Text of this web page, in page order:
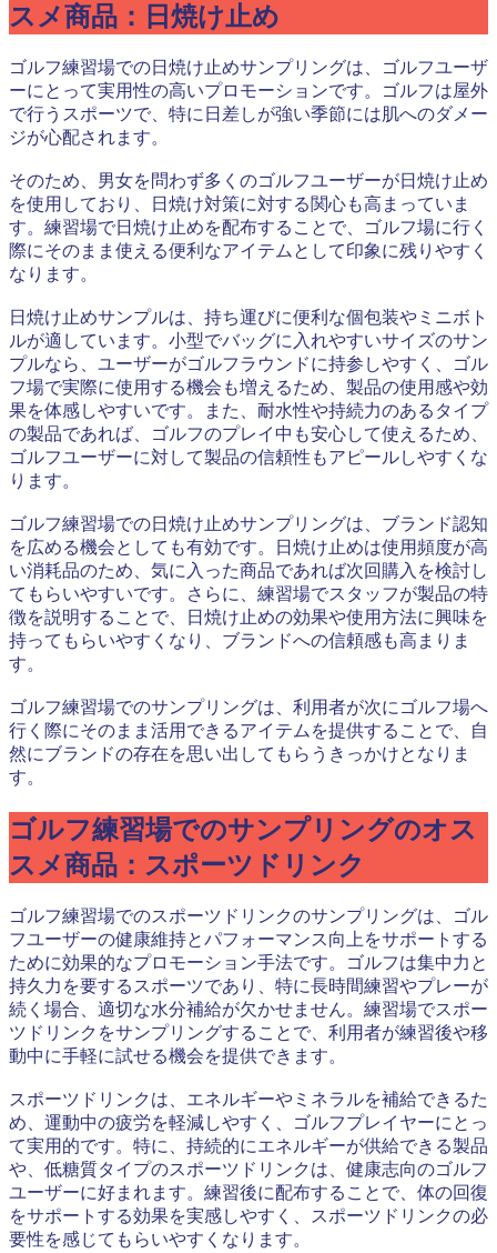
スメ商品：日焼け止め
ゴルフ練習場での日焼け止めサンプリングは、ゴルフユーザ
ーにとって実用性の高いプロモーションです。ゴルフは屋外
で行うスポーツで、特に日差しが強い季節には肌へのダメー
ジが心配されます。
そのため、男女を問わず多くのゴルフユーザーが日焼け止め
を使用しており、日焼け対策に対する関心も高まっていま
す。練習場で日焼け止めを配布することで、ゴルフ場に行く
際にそのまま使える便利なアイテムとして印象に残りやすく
なります。
日焼け止めサンプルは、持ち運びに便利な個包装やミニボト
ルが適しています。小型でバッグに入れやすいサイズのサン
プルなら、ユーザーがゴルフラウンドに持参しやすく、ゴル
フ場で実際に使用する機会も増えるため、製品の使用感や効
果を体感しやすいです。また、耐水性や持続力のあるタイプ
の製品であれば、ゴルフのプレイ中も安心して使えるため、
ゴルフユーザーに対して製品の信頼性もアピールしやすくな
ります。
ゴルフ練習場での日焼け止めサンプリングは、ブランド認知
を広める機会としても有効です。日焼け止めは使用頻度が高
い消耗品のため、気に入った商品であれば次回購入を検討し
てもらいやすいです。さらに、練習場でスタッフが製品の特
徴を説明することで、日焼け止めの効果や使用方法に興味を
持ってもらいやすくなり、ブランドへの信頼感も高まりま
す。
ゴルフ練習場でのサンプリングは、利用者が次にゴルフ場へ
行く際にそのまま活用できるアイテムを提供することで、自
然にブランドの存在を思い出してもらうきっかけとなりま
す。
ゴルフ練習場でのサンプリングのオス
スメ商品：スポーツドリンク
ゴルフ練習場でのスポーツドリンクのサンプリングは、ゴル
フユーザーの健康維持とパフォーマンス向上をサポートする
ために効果的なプロモーション手法です。ゴルフは集中力と
持久力を要するスポーツであり、特に長時間練習やプレーが
続く場合、適切な水分補給が欠かせません。練習場でスポー
ツドリンクをサンプリングすることで、利用者が練習後や移
動中に手軽に試せる機会を提供できます。
スポーツドリンクは、エネルギーやミネラルを補給できるた
め、運動中の疲労を軽減しやすく、ゴルフプレイヤーにとっ
て実用的です。特に、持続的にエネルギーが供給できる製品
や、低糖質タイプのスポーツドリンクは、健康志向のゴルフ
ユーザーに好まれます。練習後に配布することで、体の回復
をサポートする効果を実感しやすく、スポーツドリンクの必
要性を感じてもらいやすくなります。